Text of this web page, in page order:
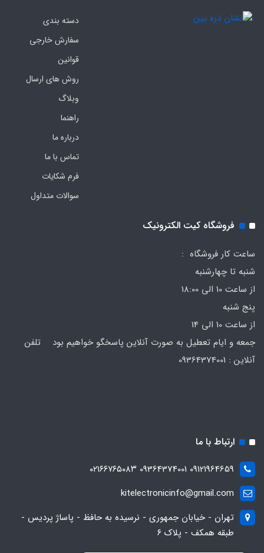
دسته بندی
سفارش خارجی
قوانین
روش های ارسال
وبلاگ
راهنما
درباره ما
تماس با ما
فرم‌ شکایات
سوالات متداول
فروشگاه کیت الکترونیک
ساعت کار فروشگاه :
شنبه تا چهارشنبه
از ساعت 10 الی 18:00
پنج شنبه
از ساعت 10 الی 14
جمعه و ایام تعطیل به صورت آنلاین پاسخگو خواهیم بود تلفن
ارتباط با ما
09121964659 09364374001 ۰۲۱۶۶۷۶۵۰۸۳
kitelectronicinfo@gmail.com
تهران - خیابان جمهوری - نرسیده به حافظ - پاساژ پردیس -
طبقه همکف - پلاک ۶